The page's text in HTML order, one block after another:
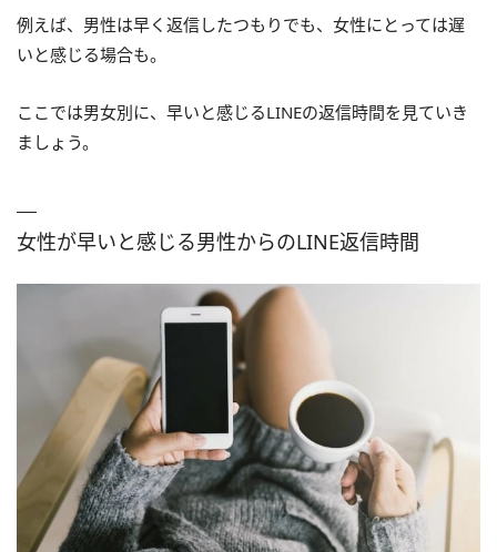
例えば、男性は早く返信したつもりでも、女性にとっては遅
いと感じる場合も。
ここでは男女別に、早いと感じるLINEの返信時間を見ていき
ましょう。
女性が早いと感じる男性からのLINE返信時間